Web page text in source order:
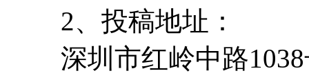
2、投稿地址：
深圳市红岭中路1038